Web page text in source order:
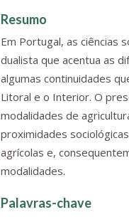
Resumo
Em Portugal, as ciências
dualista que acentua as
algumas continuidades
Litoral e o Interior. O
modalidades de
proximidades
agrícolas e,
modalidades.
Palavras-chave